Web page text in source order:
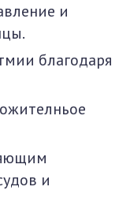
и
благодаря
и